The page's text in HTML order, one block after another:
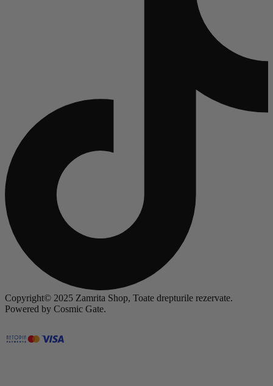
Copyright© 2025 Zamrita Shop, Toate drepturile rezervate.
Powered by Cosmic Gate.